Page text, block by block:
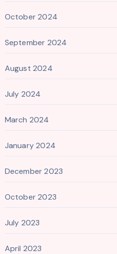
October 2024
September 2024
August 2024
July 2024
March 2024
January 2024
December 2023
October 2023
July 2023
April 2023